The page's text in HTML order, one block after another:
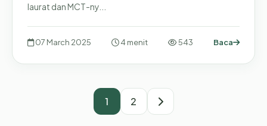
laurat dan MCT-ny...
07 March 2025 4 menit 543 Baca
1 2